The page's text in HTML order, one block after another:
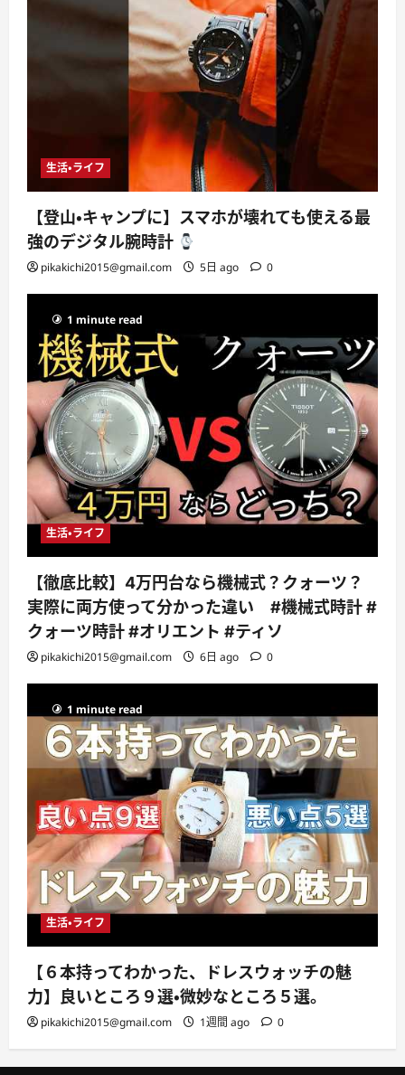
生活・ライフ
【登山・キャンプに】スマホが壊れても使える最
強のデジタル腕時計
pikakichi2015@gmail.com 5日 ago 0
1 minute read
生活・ライフ
【徹底比較】4万円台なら機械式？クォーツ？
実際に両方使って分かった違い #機械式時計 #
クォーツ時計 #オリエント #ティソ
pikakichi2015@gmail.com 6日 ago 0
1 minute read
生活・ライフ
【６本持ってわかった、ドレスウォッチの魅
力】良いところ９選・微妙なところ５選。
pikakichi2015@gmail.com 1週間 ago 0